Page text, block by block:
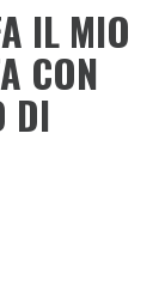
IL MIO
CON
DI